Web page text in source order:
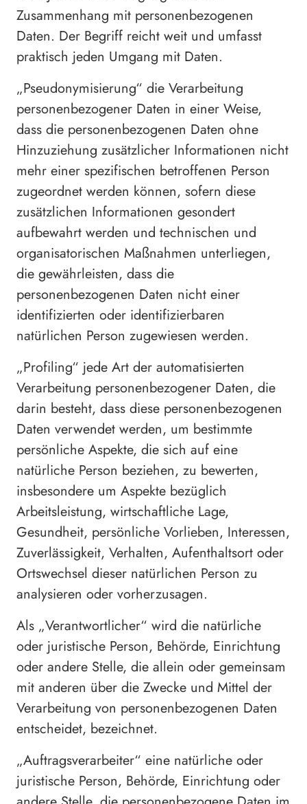
Zusammenhang mit personenbezogenen
Daten. Der Begriff reicht weit und umfasst
praktisch jeden Umgang mit Daten.
„Pseudonymisierung“ die Verarbeitung
personenbezogener Daten in einer Weise,
dass die personenbezogenen Daten ohne
Hinzuziehung zusätzlicher Informationen nicht
mehr einer spezifischen betroffenen Person
zugeordnet werden können, sofern diese
zusätzlichen Informationen gesondert
aufbewahrt werden und technischen und
organisatorischen Maßnahmen unterliegen,
die gewährleisten, dass die
personenbezogenen Daten nicht einer
identifizierten oder identifizierbaren
natürlichen Person zugewiesen werden.
„Profiling“ jede Art der automatisierten
Verarbeitung personenbezogener Daten, die
darin besteht, dass diese personenbezogenen
Daten verwendet werden, um bestimmte
persönliche Aspekte, die sich auf eine
natürliche Person beziehen, zu bewerten,
insbesondere um Aspekte bezüglich
Arbeitsleistung, wirtschaftliche Lage,
Gesundheit, persönliche Vorlieben, Interessen,
Zuverlässigkeit, Verhalten, Aufenthaltsort oder
Ortswechsel dieser natürlichen Person zu
analysieren oder vorherzusagen.
Als „Verantwortlicher“ wird die natürliche
oder juristische Person, Behörde, Einrichtung
oder andere Stelle, die allein oder gemeinsam
mit anderen über die Zwecke und Mittel der
Verarbeitung von personenbezogenen Daten
entscheidet, bezeichnet.
„Auftragsverarbeiter“ eine natürliche oder
juristische Person, Behörde, Einrichtung oder